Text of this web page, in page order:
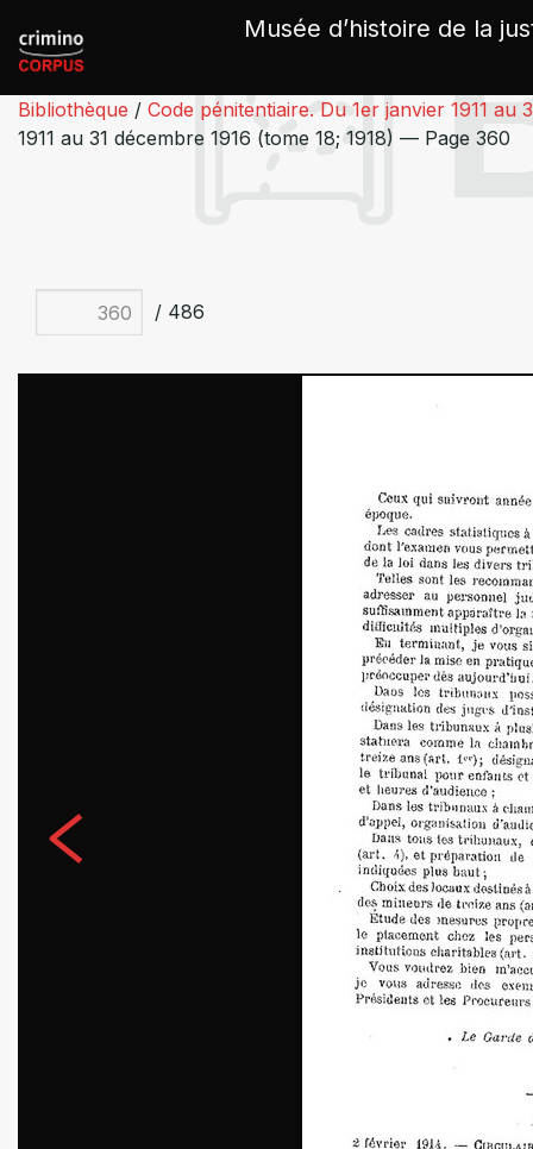
Musée d’histoire de la
Bibliothèque / Code pénitentiaire. Du 1er janvier 1911 au
1911 au 31 décembre 1916 (tome 18; 1918) — Page 360
/ 486
Panneau de gestion des cookies